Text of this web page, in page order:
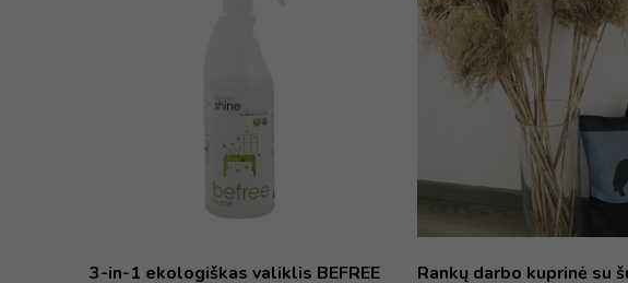
3-in-1 ekologiškas valiklis BEFREE
Rankų darbo kuprinė su